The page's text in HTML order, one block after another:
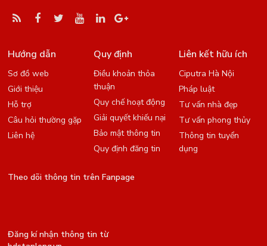
Hướng dẫn
Sơ đồ web
Giới thiệu
Hỗ trợ
Câu hỏi thường gặp
Liên hệ
Quy định
Điều khoản thỏa
thuận
Quy chế hoạt động
Giải quyết khiếu nại
Bảo mật thông tin
Quy định đăng tin
Liên kết hữu ích
Ciputra Hà Nội
Pháp luật
Tư vấn nhà đẹp
Tư vấn phong thủy
Thông tin tuyển
dụng
Theo dõi thông tin trên Fanpage
Đăng kí nhận thông tin từ